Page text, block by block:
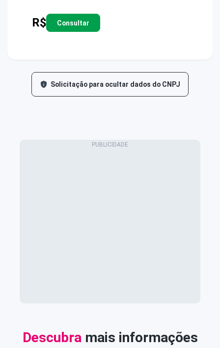
R$ Consultar
Solicitação para ocultar dados do CNPJ
Descubramais informações